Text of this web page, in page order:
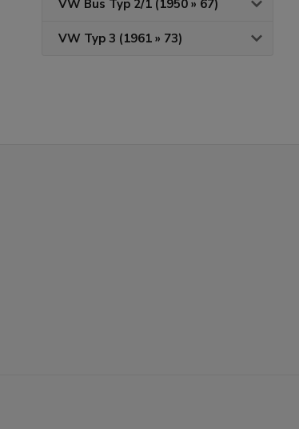
VW Bus Typ 2/1 (1950 » 67)
VW Typ 3 (1961 » 73)